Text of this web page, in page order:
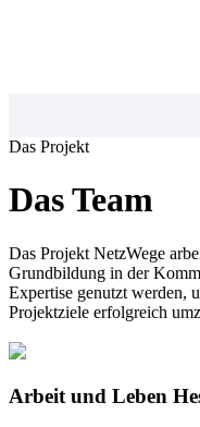
Das Projekt
Das Team
Das Projekt NetzWege
Grundbildung in der
Expertise genutzt werden,
Projektziele erfolgreich
Arbeit und Leben